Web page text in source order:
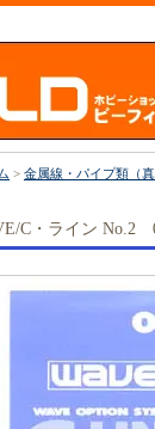
> 金属線・パイプ類（真
C・ライン No.2